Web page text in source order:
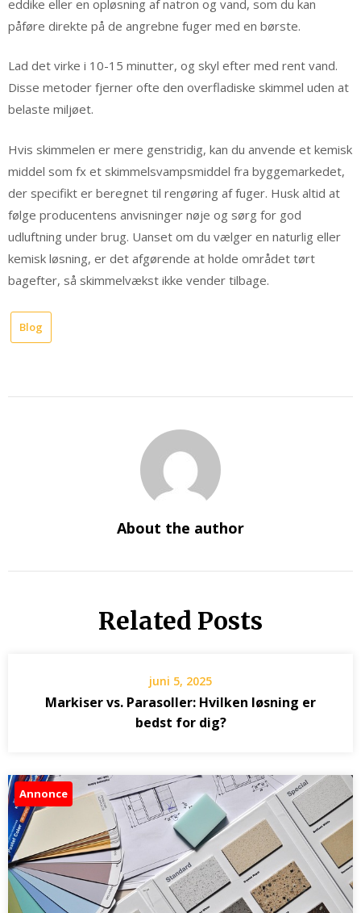
eddike eller en opløsning af natron og vand, som du kan
påføre direkte på de angrebne fuger med en børste.
Lad det virke i 10-15 minutter, og skyl efter med rent vand.
Disse metoder fjerner ofte den overfladiske skimmel uden at
belaste miljøet.
Hvis skimmelen er mere genstridig, kan du anvende et kemisk
middel som fx et skimmelsvampsmiddel fra byggemarkedet,
der specifikt er beregnet til rengøring af fuger. Husk altid at
følge producentens anvisninger nøje og sørg for god
udluftning under brug. Uanset om du vælger en naturlig eller
kemisk løsning, er det afgørende at holde området tørt
bagefter, så skimmelvækst ikke vender tilbage.
Blog
About the author
Related Posts
juni 5, 2025
Markiser vs. Parasoller: Hvilken løsning er
bedst for dig?
Annonce